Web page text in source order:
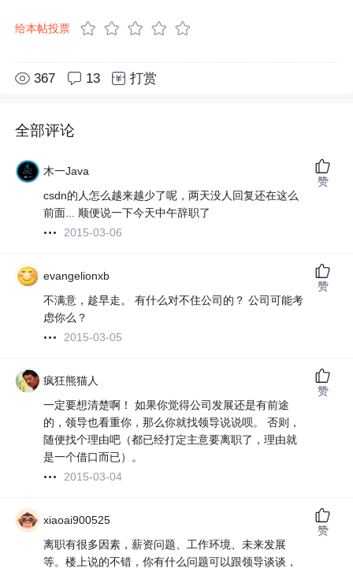
给本帖投票
367 13 打赏
全部评论
木一Java
csdn的人怎么越来越少了呢，两天没人回复还在这么
前面... 顺便说一下今天中午辞职了
2015-03-06
赞
evangelionxb
不满意，趁早走。 有什么对不住公司的？ 公司可能考
虑你么？
2015-03-05
赞
疯狂熊猫人
一定要想清楚啊！ 如果你觉得公司发展还是有前途
的，领导也看重你，那么你就找领导说说呗。 否则，
随便找个理由吧（都已经打定主意要离职了，理由就
是一个借口而已）。
2015-03-04
赞
xiaoai900525
离职有很多因素，薪资问题、工作环境、未来发展
等。楼上说的不错，你有什么问题可以跟领导谈谈，
赞